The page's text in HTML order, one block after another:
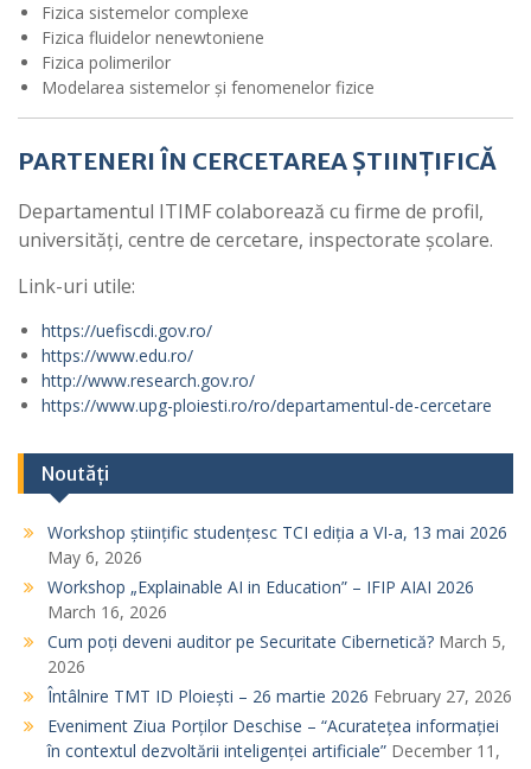
Fizica sistemelor complexe
Fizica fluidelor nenewtoniene
Fizica polimerilor
Modelarea sistemelor și fenomenelor fizice
PARTENERI ÎN CERCETAREA ȘTIINȚIFICĂ
Departamentul ITIMF colaborează cu firme de profil,
universități, centre de cercetare, inspectorate școlare.
Link-uri utile:
https://uefiscdi.gov.ro/
https://www.edu.ro/
http://www.research.gov.ro/
https://www.upg-ploiesti.ro/ro/departamentul-de-cercetare
Noutăți
Workshop științific studențesc TCI ediția a VI-a, 13 mai 2026
May 6, 2026
Workshop „Explainable AI in Education” – IFIP AIAI 2026
March 16, 2026
Cum poți deveni auditor pe Securitate Cibernetică? March 5,
2026
Întâlnire TMT ID Ploiești – 26 martie 2026 February 27, 2026
Eveniment Ziua Porților Deschise – “Acuratețea informației
în contextul dezvoltării inteligenței artificiale” December 11,